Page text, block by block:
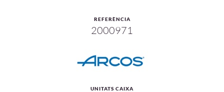
REFERÈNCIA
2000971
UNITATS CAIXA